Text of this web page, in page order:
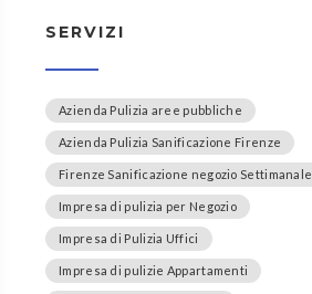
SERVIZI
Azienda Pulizia aree pubbliche
Azienda Pulizia Sanificazione Firenze
Firenze Sanificazione negozio Settimanale
Impresa di pulizia per Negozio
Impresa di Pulizia Uffici
Impresa di pulizie Appartamenti